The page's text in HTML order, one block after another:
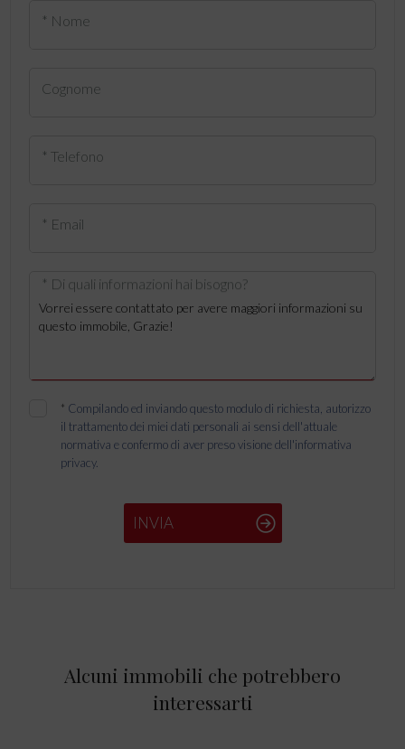
* Nome
Cognome
* Telefono
* Email
* Di quali informazioni hai bisogno?
* Compilando ed inviando questo modulo di richiesta, autorizzo
il trattamento dei miei dati personali ai sensi dell'attuale
normativa e confermo di aver preso visione dell'informativa
privacy.
INVIA
Alcuni immobili che potrebbero
interessarti